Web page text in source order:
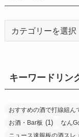
ーキーワードリン
おすすめの酒で打線組ん
お酒・Bar板 (1) なんG
ニュース速報板の酒スレ